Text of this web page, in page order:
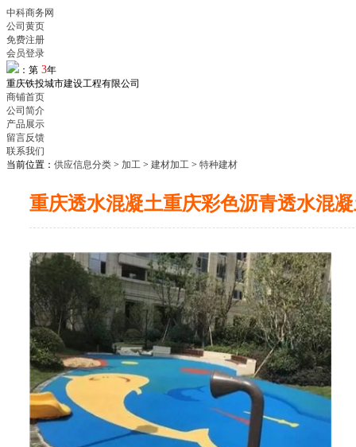
中科商务网
公司黄页
免费注册
会员登录
：第 3年
重庆铁投城市建设工程有限公司
商铺首页
公司简介
产品展示
留言反馈
联系我们
当前位置： 供应信息分类 > 加工 > 建材加工 > 特种建材
重庆透水混凝土重庆彩色沥青透水混